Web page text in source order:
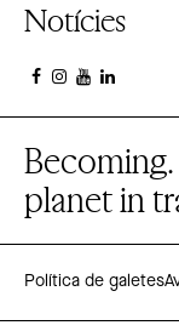
Notícies
planet in
Política de galetes